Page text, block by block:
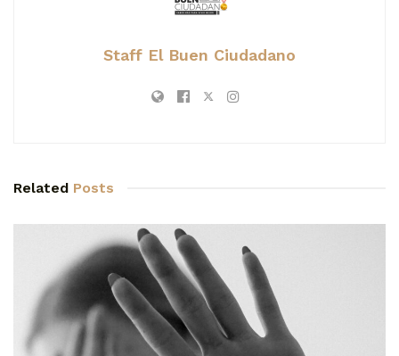
Staff El Buen Ciudadano
Related Posts